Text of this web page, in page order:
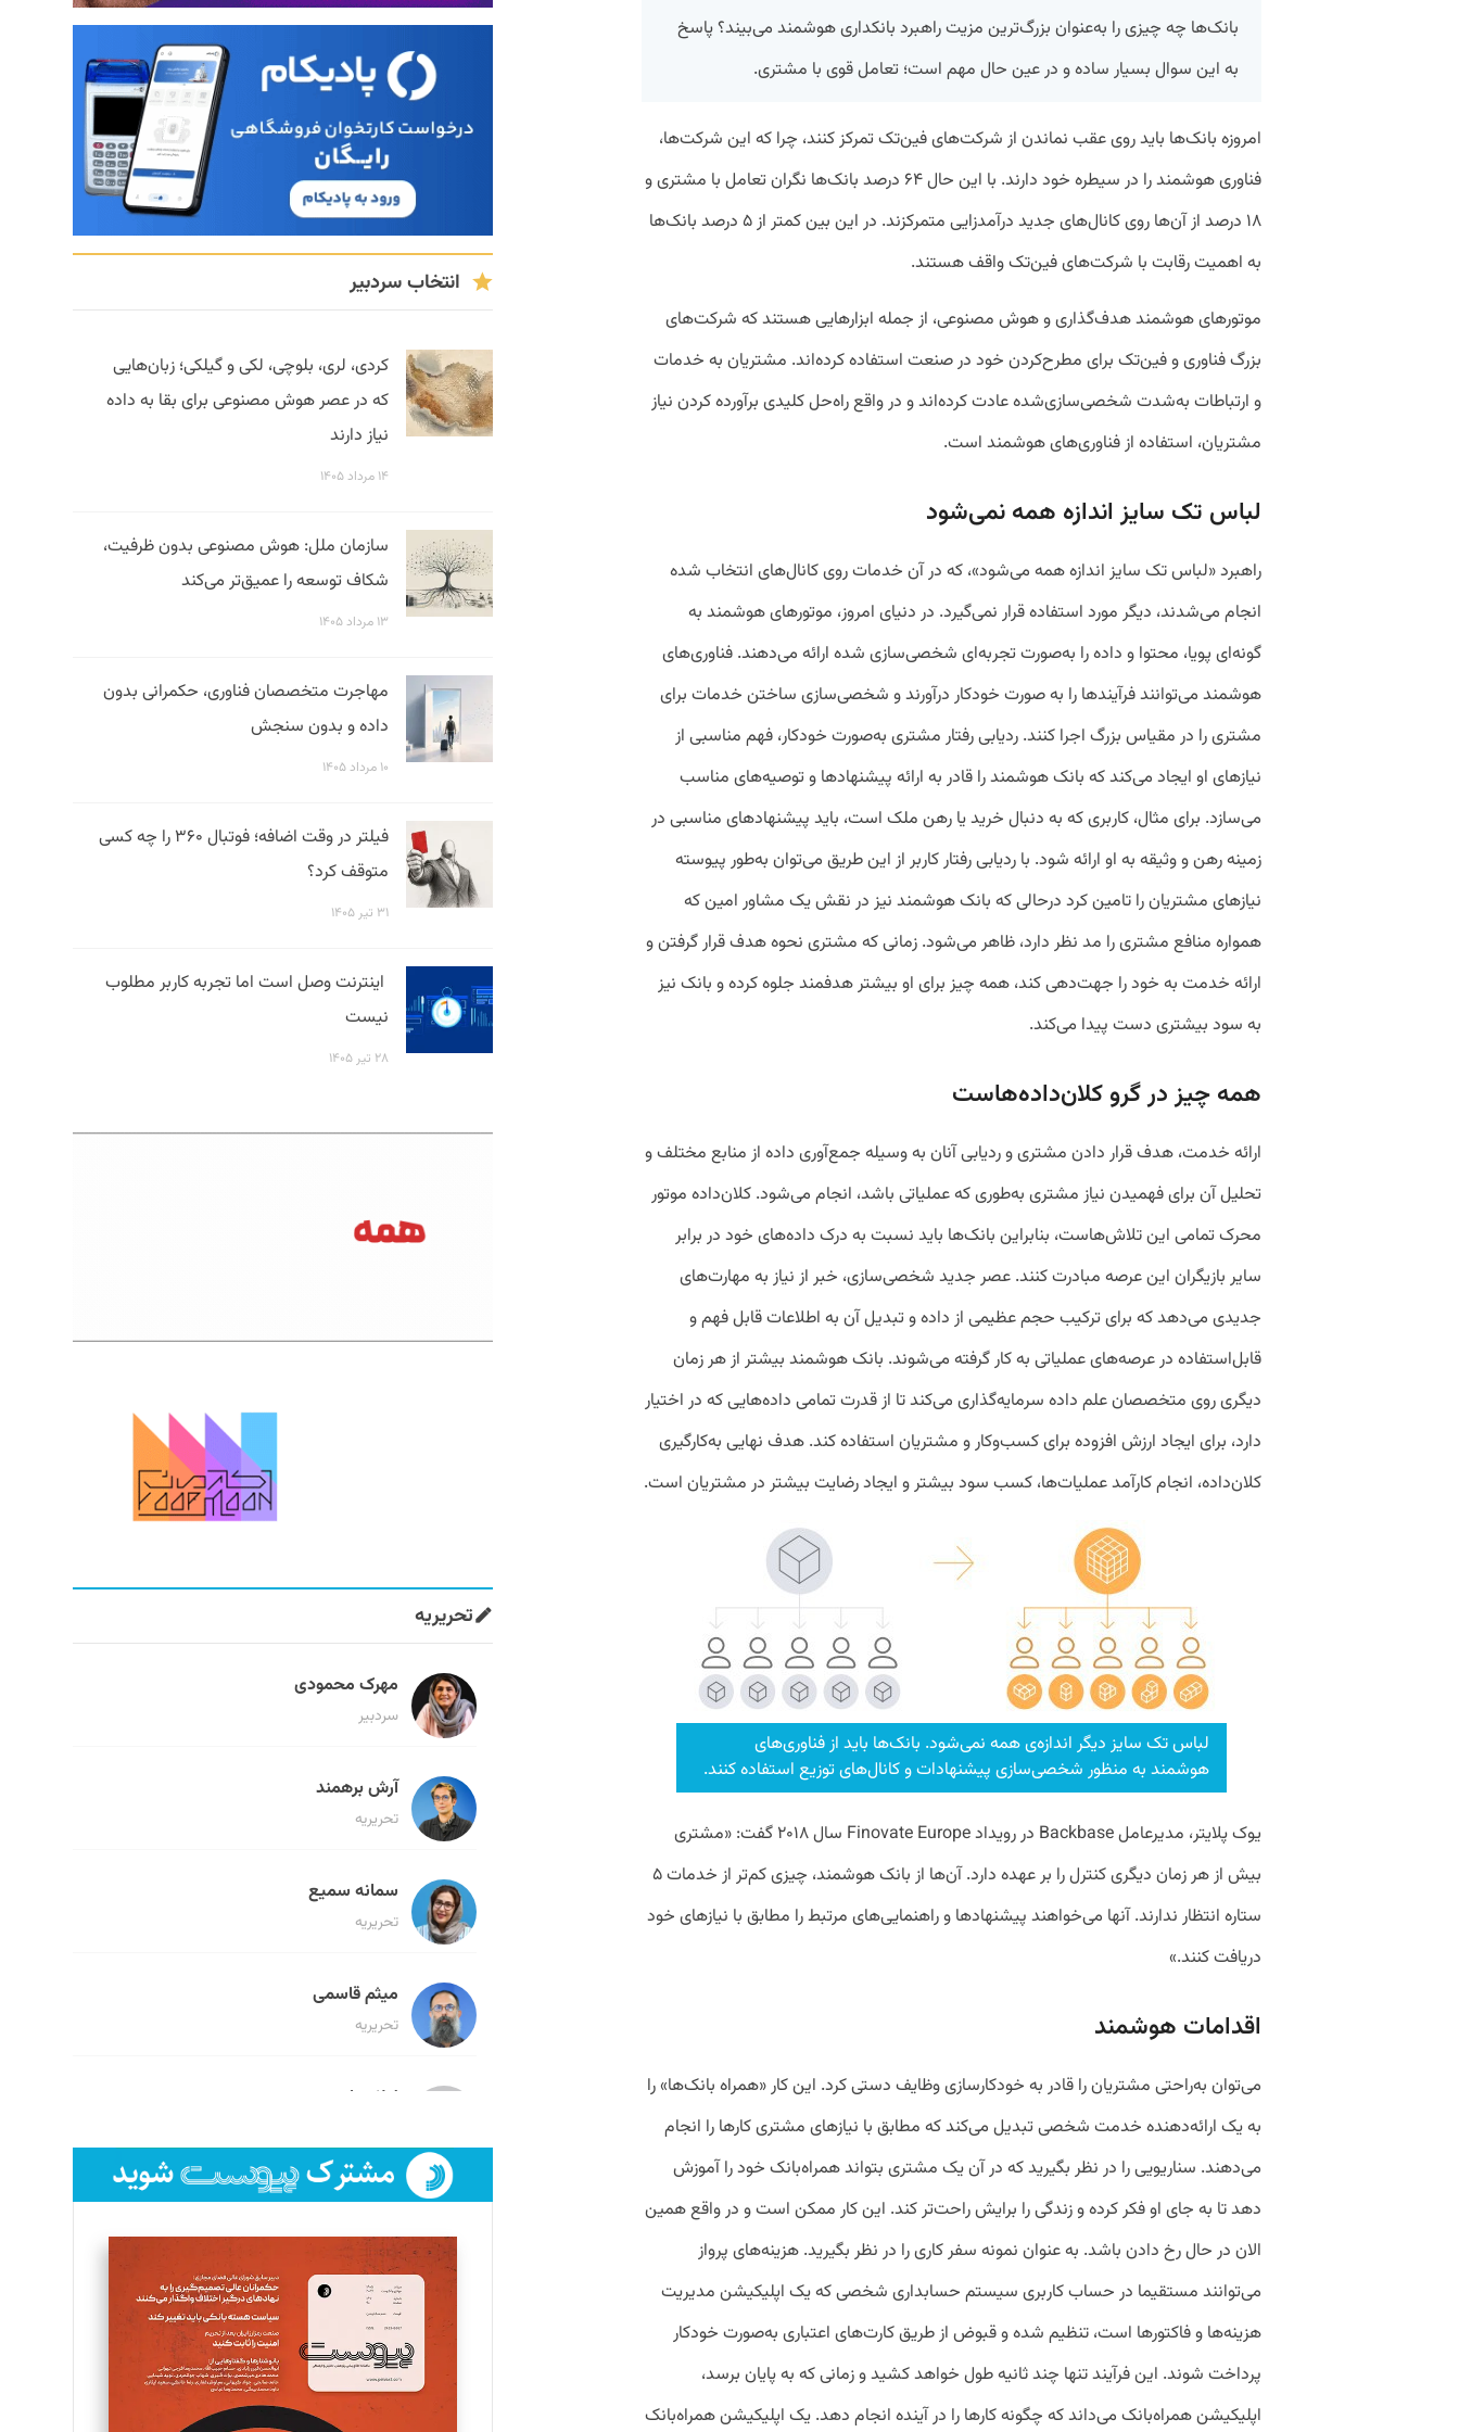
بانک‌ها چه چیزی را به‌عنوان بزرگ‌ترین مزیت راهبرد بانکداری هوشمند می‌بیند؟ پاسخ
به این سوال بسیار ساده و در عین حال مهم است؛ تعامل قوی با مشتری.
امروزه بانک‌ها باید روی عقب نماندن از شرکت‌های فین‌تک تمرکز کنند، چرا که این شرکت‌ها،
فناوری هوشمند را در سیطره خود دارند. با این حال ۶۴ درصد بانک‌ها نگران تعامل با مشتری و
۱۸ درصد از آن‌ها روی کانال‌های جدید درآمدزایی متمرکزند. در این بین کمتر از ۵ درصد بانک‌ها
به اهمیت رقابت با شرکت‌های فین‌تک واقف هستند.
موتورهای هوشمند هدف‌گذاری و هوش مصنوعی، از جمله ابزارهایی هستند که شرکت‌های
بزرگ فناوری و فین‌تک برای مطرح‌کردن خود در صنعت استفاده کرده‌اند. مشتریان به خدمات
و ارتباطات به‌شدت شخصی‌سازی‌‌شده عادت کرده‌اند و در واقع راه‌‌حل کلیدی برآورده‌ کردن نیاز
مشتریان، استفاده از فناوری‌های هوشمند است.
لباس تک سایز اندازه‌ همه نمی‌شود
راهبرد «لباس تک‌ سایز اندازه‌ همه می‌شود»، که در آن خدمات روی کانال‌های انتخاب‌ شده
انجام می‌شدند، دیگر مورد استفاده قرار نمی‌گیرد. در دنیای امروز، موتورهای هوشمند به
گونه‌ای پویا، محتوا و داده را به‌صورت تجربه‌ای شخصی‌سازی شده ارائه می‌دهند. فناوری‌های
هوشمند می‌توانند فرآیند‌ها را به‌ صورت خودکار درآورند و شخصی‌سازی ساختن خدمات برای
مشتری را در مقیاس بزرگ اجرا کنند. ردیابی رفتار مشتری به‌صورت خودکار، فهم مناسبی از
نیاز‌های او ایجاد می‌کند که بانک هوشمند را قادر به ارائه‌ پیشنهادها و توصیه‌های مناسب
می‌سازد. برای مثال، کاربری که به دنبال خرید یا رهن ملک است، باید پیشنهادهای مناسبی در
زمینه‌ رهن و وثیقه به او ارائه شود. با ردیابی رفتار کاربر از این طریق می‌توان به‌طور پیوسته
نیازهای مشتریان را تامین کرد درحالی‌ که بانک هوشمند نیز در نقش یک مشاور امین که
همواره منافع مشتری را مد نظر دارد، ظاهر می‌شود. زمانی که مشتری نحوه‌ هدف قرار گرفتن و
ارائه‌ خدمت به خود را جهت‌دهی کند، همه چیز برای او بیشتر هدفمند جلوه کرده و بانک نیز
به سود بیشتری دست پیدا می‌کند.
همه‌ چیز در گرو کلان‌داده‌هاست
ارائه‌ خدمت، هدف قرار دادن مشتری و ردیابی آنان به وسیله‌ جمع‌آوری داده از منابع مختلف و
تحلیل آن‌ برای فهمیدن نیاز مشتری به‌‌طوری‌ که عملیاتی باشد، انجام می‌شود. کلان‌داده موتور
محرک تمامی این تلاش‌هاست، بنابراین بانک‌ها باید نسبت به درک داده‌های خود در برابر
سایر بازیگران این عرصه مبادرت کنند. عصر جدید شخصی‌سازی، خبر از نیاز به مهارت‌های
جدیدی می‌دهد که برای ترکیب حجم عظیمی از داده و تبدیل آن به اطلاعات قابل فهم و
قابل‌استفاده در عرصه‌های عملیاتی به کار گرفته می‌شوند. بانک‌ هوشمند بیشتر از هر زمان
دیگری روی متخصصان علم داده سرمایه‌گذاری می‌کند تا از قدرت تمامی داده‌هایی که در اختیار
دارد، برای ایجاد ارزش افزوده برای کسب‌وکار و مشتریان استفاده کند. هدف نهایی به‌کارگیری
کلان‌داده، انجام کارآمد عملیات‌ها، کسب سود بیشتر و ایجاد رضایت بیشتر در مشتریان است.
لباس تک سایز دیگر اندازه‌ی همه نمی‌شود. بانک‌ها باید از فناوری‌های
هوشمند به منظور شخصی‌سازی پیشنهادات و کانال‌های توزیع استفاده کنند.
یوک پلایتر، مدیرعامل Backbase در رویداد Finovate Europe سال ۲۰۱۸ گفت: «مشتری
بیش از هر زمان دیگری کنترل را بر عهده دارد. آن‌ها از بانک هوشمند، چیزی کم‌تر از خدمات ۵
ستاره انتظار ندارند. آنها می‌خواهند پیشنهادها و راهنمایی‌های مرتبط را مطابق با نیازهای خود
دریافت کنند.»
اقدامات هوشمند
می‌توان به‌راحتی مشتریان را قادر به خودکارسازی وظایف دستی کرد. این کار «همراه بانک‌ها» را
به یک ارائه‌دهنده‌ خدمت شخصی تبدیل می‌کند که مطابق با نیاز‌های مشتری کارها را انجام
می‌دهند. سناریویی را در نظر بگیرید که در آن یک مشتری بتواند همراه‌بانک خود را آموزش
دهد تا به جای او فکر کرده و زندگی را برایش راحت‌تر کند. این کار ممکن است و در واقع همین
الان در حال رخ دادن باشد. به عنوان نمونه سفر کاری را در نظر بگیرید. هزینه‌های پرواز
می‌توانند مستقیما در حساب کاربری سیستم حسابداری شخصی که یک اپلیکیشن مدیریت
هزینه‌ها و فاکتورها است، تنظیم شده و قبوض از طریق کارت‌های اعتباری به‌صورت خودکار
پرداخت شوند. این فرآیند تنها چند ثانیه طول خواهد کشید و زمانی که به پایان برسد،
اپلیکیشن همراه‌بانک می‌داند که چگونه کارها را در آینده انجام دهد. یک اپلیکیشن همراه‌بانک
انتخاب سردبیر
کردی، لری، بلوچی، لکی و گیلکی؛ زبان‌هایی
که در عصر هوش مصنوعی برای بقا به داده
نیاز دارند
۱۴ مرداد ۱۴۰۵
سازمان ملل: هوش مصنوعی بدون ظرفیت،
شکاف توسعه را عمیق‌تر می‌کند
۱۳ مرداد ۱۴۰۵
مهاجرت متخصصان فناوری، حکمرانی بدون
داده و بدون سنجش
۱۰ مرداد ۱۴۰۵
فیلتر در وقت اضافه؛ فوتبال ۳۶۰ را چه کسی
متوقف کرد؟
۳۱ تیر ۱۴۰۵
اینترنت وصل است اما تجربه کاربر مطلوب
نیست
۲۸ تیر ۱۴۰۵
تحریریه
مهرک محمودی
سردبیر
آرش برهمند
تحریریه
سمانه سمیع
تحریریه
میثم قاسمی
تحریریه
لیلا حنارود
فائزه فتحی رستمی
تحریریه
سروش کرمیان
تحریریه
مینا پاکدل